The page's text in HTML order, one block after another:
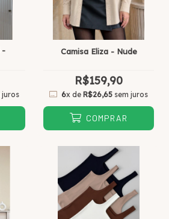
-
Camisa Eliza - Nude
R$159,90
6x deR$26,65 sem juros
COMPRAR